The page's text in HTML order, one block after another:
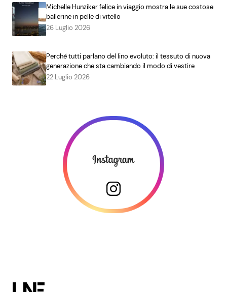
Michelle Hunziker felice in viaggio mostra le sue costose
ballerine in pelle di vitello
26 Luglio 2026
Perché tutti parlano del lino evoluto: il tessuto di nuova
generazione che sta cambiando il modo di vestire
22 Luglio 2026